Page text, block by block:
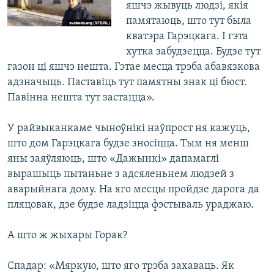
яшчэ жывуць людзі, якія
памятаюць, што тут была
кватэра Гарэцкага. І гэта
хутка забудзецца. Будзе тут
газон ці яшчэ нешта. Гэтае месца трэба абавязкова
адзначыць. Паставіць тут памятны знак ці бюст.
Павінна нешта тут застацца».
У райвыканкаме чыноўнікі наўпрост ня кажуць,
што дом Гарэцкага будзе зносіцца. Тым ня менш
яны заяўляюць, што «Дажынкі» дапамаглі
вырашыць пытаньне з адсяленьнем людзей з
аварыйнага дому. На яго месцы пройдзе дарога да
пляцовак, дзе будзе ладзіцца фэстываль ураджаю.
А што ж жыхары Горак?
Спадар: «Мяркую, што яго трэба захаваць. Як